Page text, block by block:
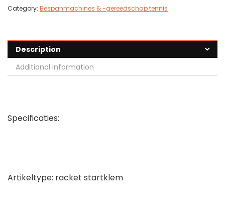
Category: Bespanmachines & -gereedschap tennis
Description
Additional information
Specificaties:
Artikeltype: racket startklem